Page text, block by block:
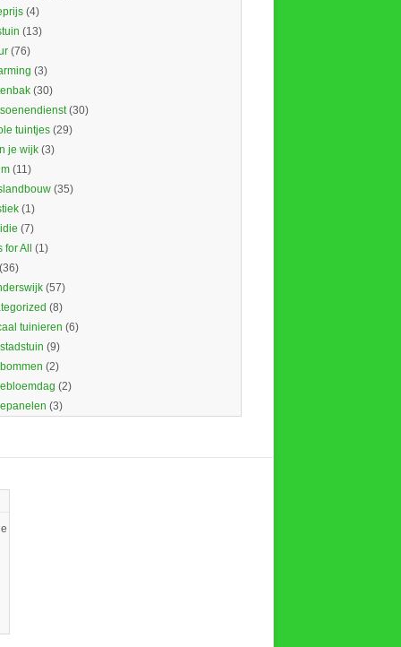
(4)
(13)
(76)
(3)
(30)
(30)
tuintjes(29)
je wijk(3)
(11)
(35)
(1)
(7)
All
(1)
(57)
(8)
tuinieren (6)
(9)
(2)
(2)
(3)